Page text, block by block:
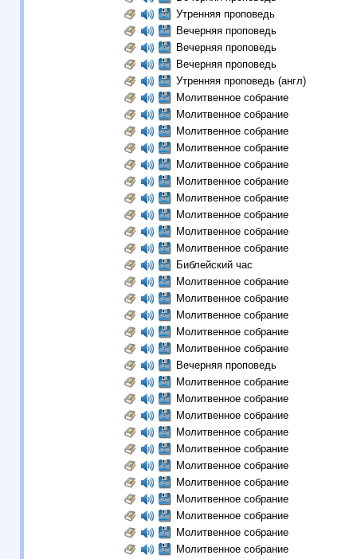
Утренняя проповедь
Вечерняя проповедь
Вечерняя проповедь
Вечерняя проповедь
Утренняя проповедь (англ)
Молитвенное собрание
Молитвенное собрание
Молитвенное собрание
Молитвенное собрание
Молитвенное собрание
Молитвенное собрание
Молитвенное собрание
Молитвенное собрание
Молитвенное собрание
Молитвенное собрание
Библейский час
Молитвенное собрание
Молитвенное собрание
Молитвенное собрание
Молитвенное собрание
Молитвенное собрание
Вечерняя проповедь
Молитвенное собрание
Молитвенное собрание
Молитвенное собрание
Молитвенное собрание
Молитвенное собрание
Молитвенное собрание
Молитвенное собрание
Молитвенное собрание
Молитвенное собрание
Молитвенное собрание
Молитвенное собрание